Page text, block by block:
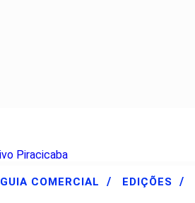
GUIA COMERCIAL / EDIÇÕES /